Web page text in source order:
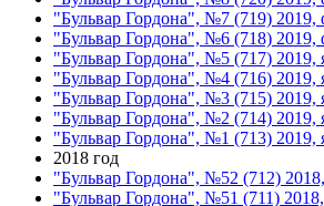
"Бульвар Гордона", №7 (719) 2019,
"Бульвар Гордона", №6 (718) 2019,
"Бульвар Гордона", №5 (717) 2019,
"Бульвар Гордона", №4 (716) 2019,
"Бульвар Гордона", №3 (715) 2019,
"Бульвар Гордона", №2 (714) 2019,
"Бульвар Гордона", №1 (713) 2019,
2018 год
"Бульвар Гордона", №52 (712)
"Бульвар Гордона", №51 (711)